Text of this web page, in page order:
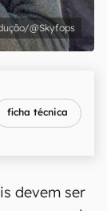
@Skyfops
ficha técnica
devem ser